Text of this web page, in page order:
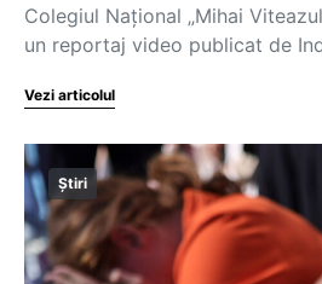
Colegiul Național „Mihai
un reportaj video publicat de
Vezi articolul
Știri